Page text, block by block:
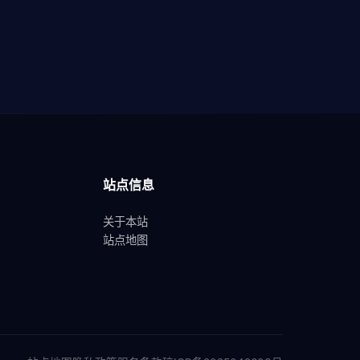
站点信息
关于本站
站点地图